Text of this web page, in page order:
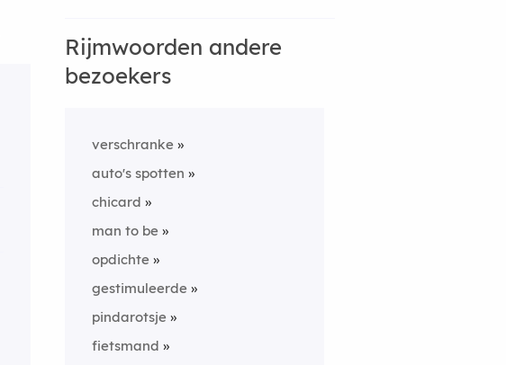
Rijmwoorden andere
bezoekers
verschranke
auto's spotten
chicard
man to be
opdichte
gestimuleerde
pindarotsje
fietsmand